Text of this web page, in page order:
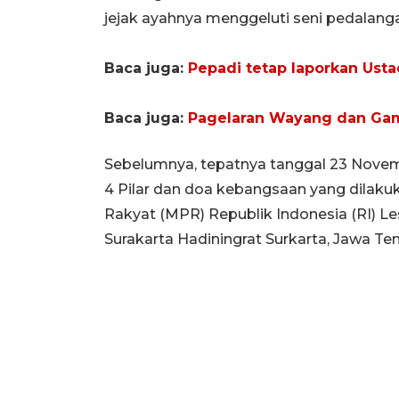
jejak ayahnya menggeluti seni
Baca juga: Pepadi tetap laporkan
Baca juga: Pagelaran Wayang dan
Sebelumnya, tepatnya tanggal 23
4 Pilar dan doa kebangsaan yang
Rakyat (MPR) Republik Indonesia (RI)
Surakarta Hadiningrat Surkarta, Jawa